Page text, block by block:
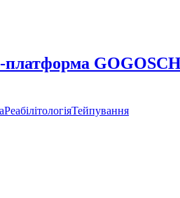
РеабілітологіяТейпування